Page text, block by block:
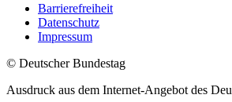
Barrierefreiheit
Datenschutz
Impressum
© Deutscher Bundestag
Ausdruck aus dem Internet-Angebot des